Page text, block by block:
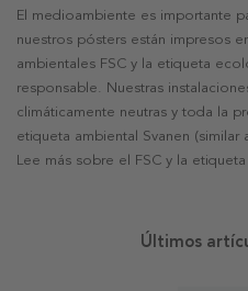
El medioambiente es importante
nuestros pósters están impresos
ambientales FSC y la etiqueta
responsable. Nuestras
climáticamente neutras y toda la
etiqueta ambiental Svanen
Lee más sobre el FSC y la
Últimos